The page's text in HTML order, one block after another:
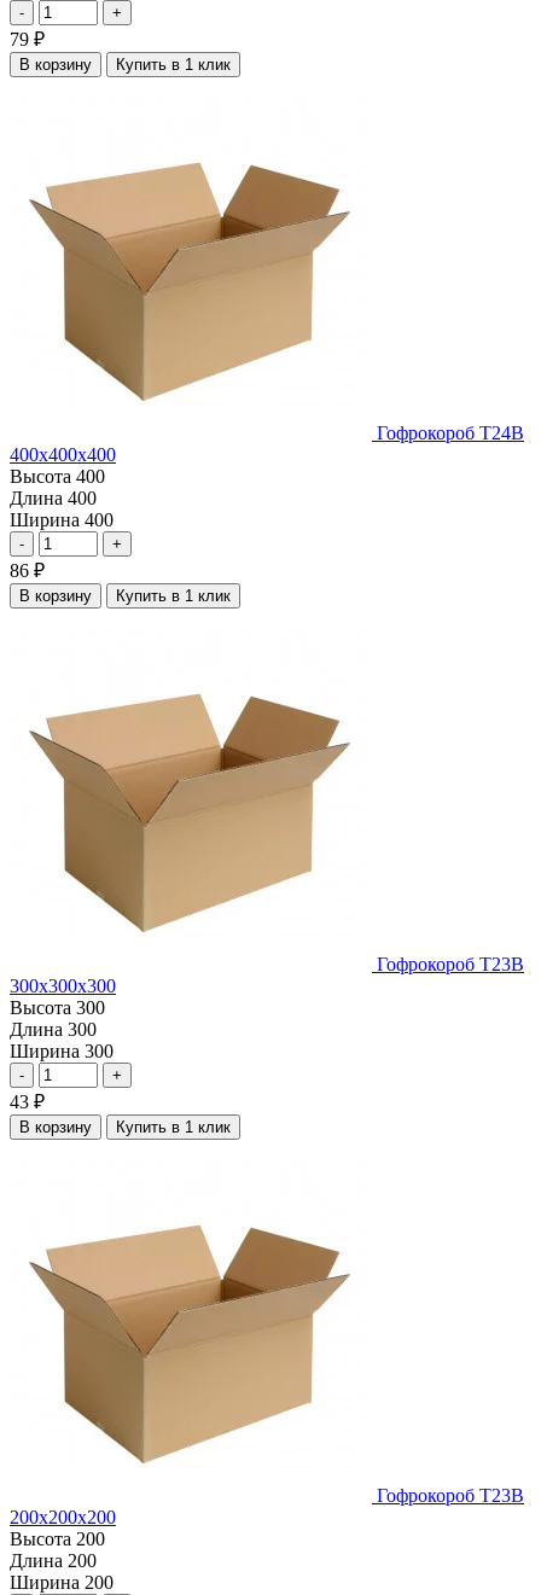
- +
79 ₽
В корзину Купить в 1 клик
Гофрокороб Т24В
400х400х400
Высота 400
Длина 400
Ширина 400
- +
86 ₽
В корзину Купить в 1 клик
Гофрокороб Т23В
300х300х300
Высота 300
Длина 300
Ширина 300
- +
43 ₽
В корзину Купить в 1 клик
Гофрокороб Т23В
200х200х200
Высота 200
Длина 200
Ширина 200